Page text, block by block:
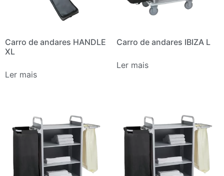
Carro de andares HANDLE
XL
Ler mais
Carro de andares IBIZA L
Ler mais